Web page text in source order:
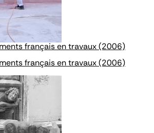
français en travaux (2006)
français en travaux (2006)